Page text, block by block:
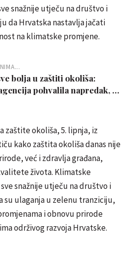
snažnije utječu na društvo i
da Hrvatska nastavlja jačati
na klimatske promjene.
bolja u zaštiti okoliša:
pohvalila napredak, ali
izazove
zaštite okoliša, 5. lipnja, iz
kako zaštita okoliša danas nije
već i zdravlja građana,
života. Klimatske
snažnije utječu na društvo i
su ulaganja u zelenu tranziciju,
i obnovu prirode
održivog razvoja Hrvatske.